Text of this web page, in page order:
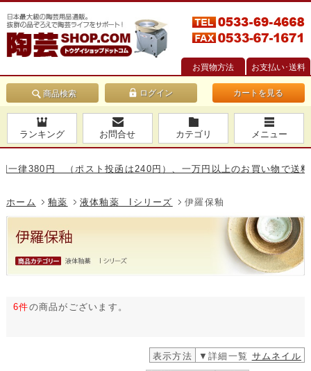
お買物方法 お支払い･送料
商品検索 カートを見る
ランキング お問合せ カテゴリ メニュー
380円 （ポスト投函は240円）、一万円以上のお買い物で送料無料
ホーム 釉薬 液体釉薬 Iシリーズ 伊羅保釉
6件の商品がございます。
表示方法 ▼詳細一覧 サムネイル